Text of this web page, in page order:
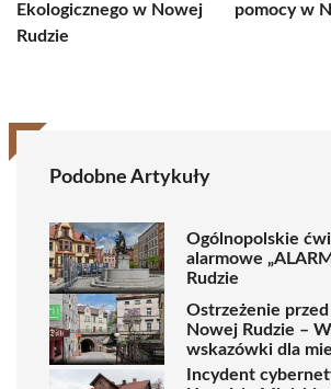
Ekologicznego w Nowej
Rudzie
pomocy w
Podobne Artykuły
Ogólnopolskie
alarmowe
Rudzie
Ostrzeżenie przed
Nowej Rudzie –
wskazówki dla
Incydent